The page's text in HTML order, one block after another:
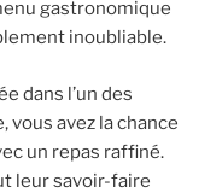
gastronomique
inoubliable.
dans l’un des
avez la chance
un repas raffiné.
leur savoir-faire